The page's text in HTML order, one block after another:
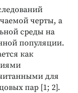
черты, а
среды на
популяции.
как
для
пар [1; 2].